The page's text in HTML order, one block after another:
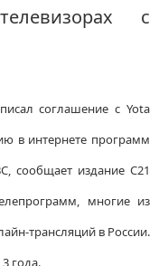
с
соглашение с Yota
в интернете программ
сообщает издание C21
многие из
трансляций в России.
года.